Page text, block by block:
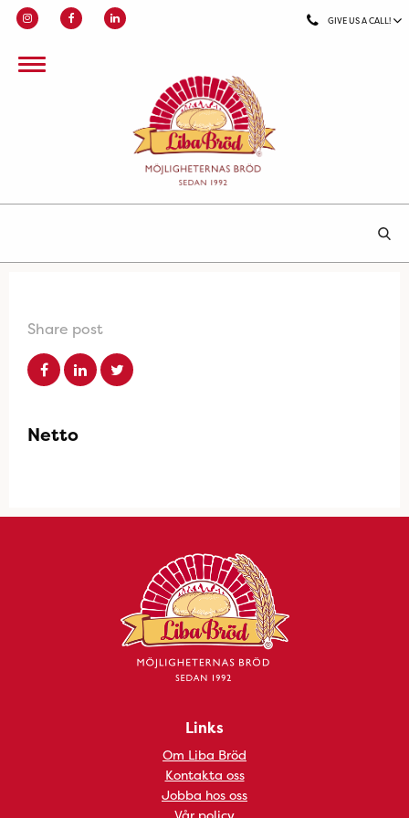
GIVE US A CALL!
Share post
Netto
Links
Om Liba Bröd
Kontakta oss
Jobba hos oss